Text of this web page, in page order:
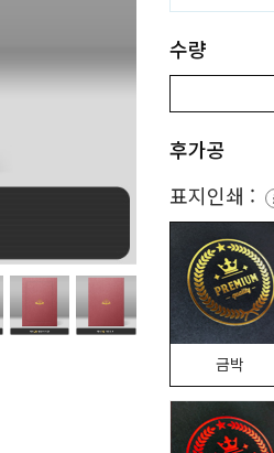
수량
후가공
표지인쇄 :
금박